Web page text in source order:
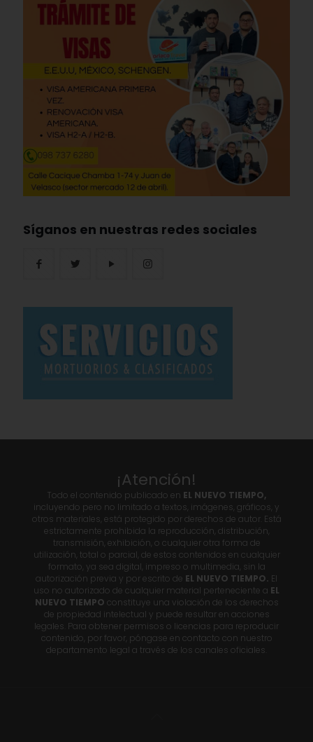
Síganos en nuestras redes sociales
¡Atención!
Todo el contenido publicado en EL NUEVO TIEMPO,
incluyendo pero no limitado a textos, imágenes, gráficos, y
otros materiales, está protegido por derechos de autor. Está
estrictamente prohibida la reproducción, distribución,
transmisión, exhibición, o cualquier otra forma de
utilización, total o parcial, de estos contenidos en cualquier
formato, ya sea digital, impreso o multimedia, sin la
autorización previa y por escrito de EL NUEVO TIEMPO. El
uso no autorizado de cualquier material perteneciente a EL
NUEVO TIEMPO constituye una violación de los derechos
de propiedad intelectual y puede resultar en acciones
legales. Para obtener permisos o licencias para reproducir
contenido, por favor, póngase en contacto con nuestro
departamento legal a través de los canales oficiales.